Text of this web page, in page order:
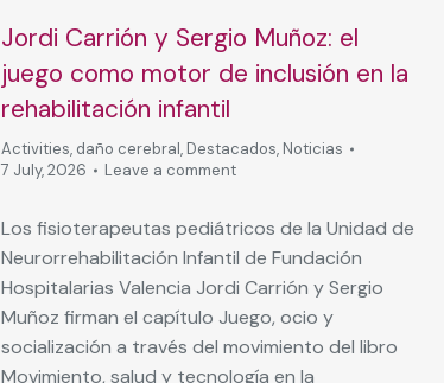
Jordi Carrión y Sergio Muñoz: el
juego como motor de inclusión en la
rehabilitación infantil
Activities, daño cerebral, Destacados, Noticias
7 July, 2026
Leave a comment
Los fisioterapeutas pediátricos de la Unidad de
Neurorrehabilitación Infantil de Fundación
Hospitalarias Valencia Jordi Carrión y Sergio
Muñoz firman el capítulo Juego, ocio y
socialización a través del movimiento del libro
Movimiento, salud y tecnología en la